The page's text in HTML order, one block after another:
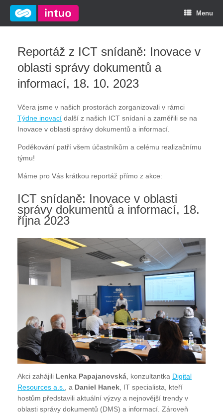
Menu
Reportáž z ICT snídaně: Inovace v
oblasti správy dokumentů a
informací, 18. 10. 2023
Včera jsme v našich prostorách zorganizovali v rámci
Týdne inovací další z našich ICT snídaní a zaměřili se na
Inovace v oblasti správy dokumentů a informací.
Poděkování patří všem účastníkům a celému realizačnímu
týmu!
Máme pro Vás krátkou reportáž přímo z akce:
ICT snídaně: Inovace v oblasti
správy dokumentů a informací, 18.
října 2023
Akci zahájili Lenka Papajanovská , konzultantka Digital
Resources a.s.
, a Daniel Hanek , IT specialista, kteří
hostům představili aktuální výzvy a nejnovější trendy v
oblasti správy dokumentů (DMS) a informací. Zároveň